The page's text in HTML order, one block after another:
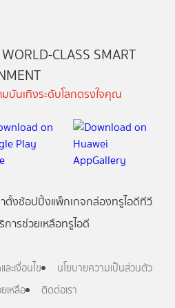
CLASS SMART
บันเทิงระดับโลกตรงใจคุณ
ตั้งช้อปปิ้งแพ็กเกจกล่องทรูไอดีทีวี
การช่วยเหลือทรูไอดี
ะเงื่อนไข
นโยบายความเป็นส่วนตัว
เหลือ
ติดต่อเรา